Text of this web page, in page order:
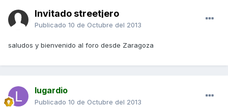
Invitado streetjero
Publicado 10 de Octubre del 2013
saludos y bienvenido al foro desde Zaragoza
lugardio
Publicado 10 de Octubre del 2013